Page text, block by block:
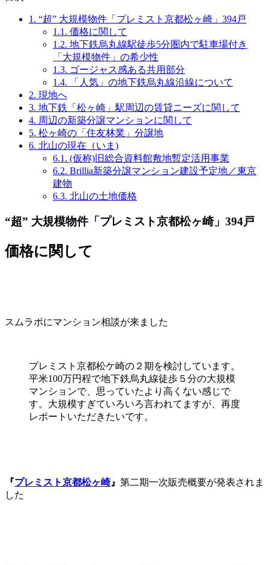
1. “超” 大規模物件「プレミスト京都松ヶ崎」394戸
1.1. 価格に関して
1.2. 地下鉄烏丸線駅徒歩5分圏内で駐車場付き
「大規模物件」の希少性
1.3. ゴージャス感ある共用部分
1.4. 「人気」の地下鉄烏丸線沿線について
2. 現地へ
3. 地下鉄「松ヶ崎」駅周辺の賃貸ニーズに関して
4. 周辺の新築分譲マンションに関して
5. 松ヶ崎の「住友林業」分譲地
6. 北山の現在（いま)
6.1. (仮称)旧総合資料館敷地暫定活用事業
6.2. Brillia新築分譲マンション建設予定地／東京
建物
6.3. 北山の土地価格
“超” 大規模物件「プレミスト京都松ヶ崎」394戸
価格に関して
スムラボにマンション相談が来ました
プレミスト京都松ケ崎の２期を検討しています。
平米100万円程で地下鉄烏丸線徒歩５分の大規模
マンションで、思っていたより高くない感じで
す。大規模すぎていろいろ言われてますが、再度
レポートいただきたいです。
『プレミスト京都松ヶ崎』 第二期一次販売概要が発表されま
した